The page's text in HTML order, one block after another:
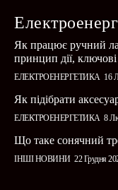
Як працює ручний
принцип дії,
ЕЛЕКТРОЕНЕРГЕТИКА 16
Як підібрати
ЕЛЕКТРОЕНЕРГЕТИКА 8
Що таке сонячний
ІНШІ НОВИНИ 22 Грудня